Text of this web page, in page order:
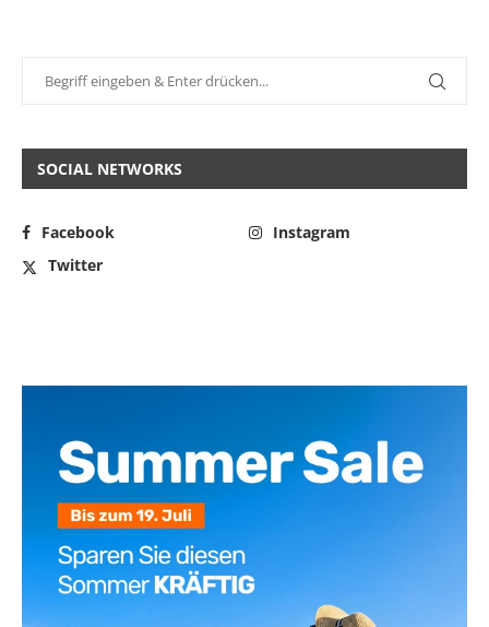
SOCIAL NETWORKS
Facebook
Instagram
Twitter